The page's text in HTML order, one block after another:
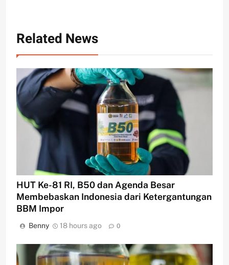
Related News
HUT Ke-81 RI, B50 dan Agenda Besar
Membebaskan Indonesia dari Ketergantungan
BBM Impor
Benny 18 hours ago 0